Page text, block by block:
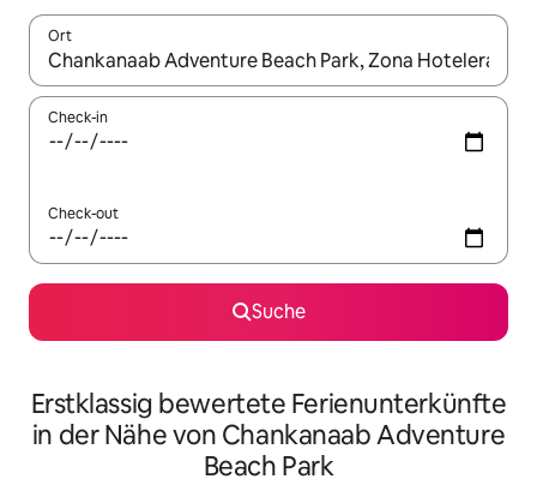
Ort
Wenn Ergebnisse verfügbar sind, navigiere mit den
Check-in
Check-out
Suche
Erstklassig bewertete Ferienunterkünfte
in der Nähe von Chankanaab Adventure
Beach Park